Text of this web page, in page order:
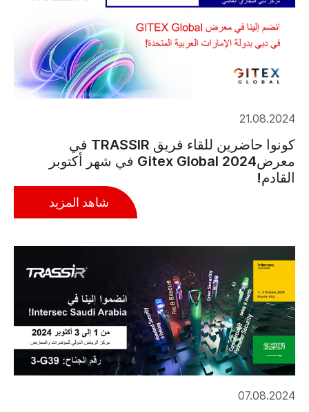
21.08.2024
كونوا حاضرين للقاء فريق TRASSIR في
معرضGitex Global 2024 في شهر أكتوبر
القادم!
شاهد المزيد
07.08.2024